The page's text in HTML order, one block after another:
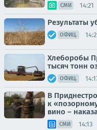
СМИ 14:21
Результаты
ОФИЦ.
Хлеборобы
тысяч тонн
ОФИЦ.
В
к
вино –
СМИ 14:13